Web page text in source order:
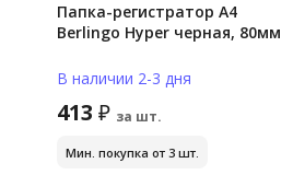
Папка-регистратор А4
Berlingo Hyper черная, 80мм
В наличии 2-3 дня
413 ₽ за шт.
Мин. покупка от 3 шт.